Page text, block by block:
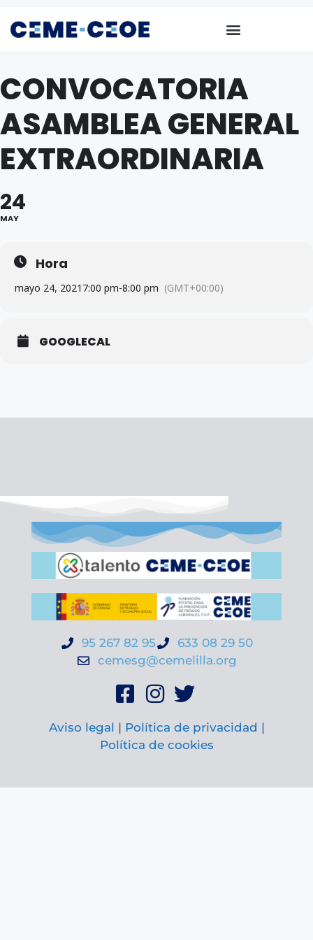
CONVOCATORIA
ASAMBLEA GENERAL
EXTRAORDINARIA
24
MAY
Hora
mayo 24, 2021 7:00 pm-8:00 pm (GMT+00:00)
GOOGLECAL
95 267 82 95
633 08 29 50
cemesg@cemelilla.org
Aviso legal | Política de privacidad |
Política de cookies